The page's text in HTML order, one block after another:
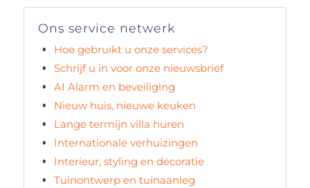
Ons service netwerk
Hoe gebruikt u onze services?
Schrijf u in voor onze nieuwsbrief
AI Alarm en beveiliging
Nieuw huis, nieuwe keuken
Lange termijn villa huren
Internationale verhuizingen
Interieur, styling en decoratie
Tuinontwerp en tuinaanleg